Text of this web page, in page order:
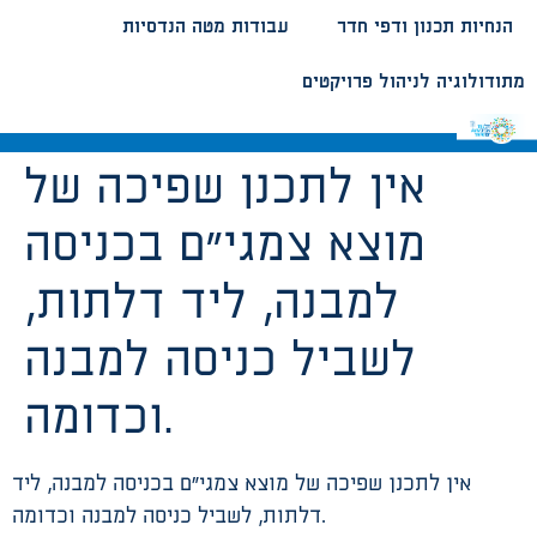
עבודות מטה הנדסיות הנחיות תכנון ודפי חדר
מתודולוגיה לניהול פרויקטים
אין לתכנן שפיכה של
מוצא צמגי”ם בכניסה
למבנה, ליד דלתות,
לשביל כניסה למבנה
וכדומה.
אין לתכנן שפיכה של מוצא צמגי”ם בכניסה למבנה, ליד
דלתות, לשביל כניסה למבנה וכדומה.